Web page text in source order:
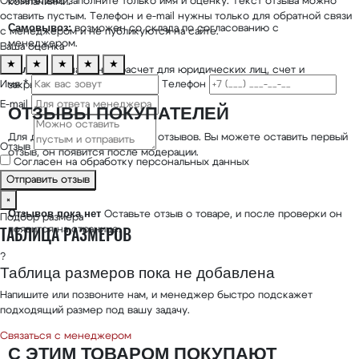
компаниями.
Самовывоз:возможен со склада по согласованию с
менеджером.
Оплата:
безналичный расчет для юридических лиц, счет и
закрывающие документы.
ОТЗЫВЫ ПОКУПАТЕЛЕЙ
Для данного товара пока нет отзывов. Вы можете оставить первый
отзыв, он появится после модерации.
Оценить товар
★
Отзывов пока нет Оставьте отзыв о товаре, и после проверки он
появится на странице.
оставить пустым. Телефон и e-mail нужны только для обратной связи
с менеджером и не публикуются на сайте.
Ваша оценка
★
★ ★ ★
★
Имя *
Телефон
E-mail
Отзыв
Согласен на обработку персональных данных
Отправить отзыв
×
Подбор размера
ТАБЛИЦА РАЗМЕРОВ
?
Таблица размеров пока не добавлена
Напишите или позвоните нам, и менеджер быстро подскажет
подходящий размер под вашу задачу.
Связаться с менеджером
С ЭТИМ ТОВАРОМ ПОКУПАЮТ